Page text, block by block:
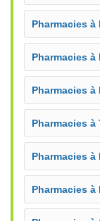
Pharmacies à
Pharmacies à
Pharmacies à
Pharmacies à
Pharmacies à
Pharmacies à